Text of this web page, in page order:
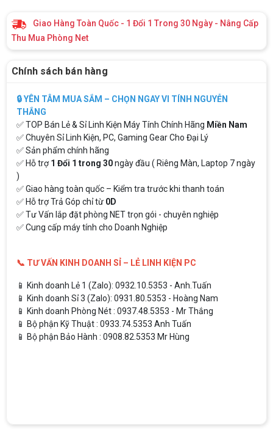
Giao Hàng Toàn Quốc - 1 Đổi 1 Trong 30 Ngày - Nâng Cấp
Thu Mua Phòng Net
Chính sách bán hàng
🔒 YÊN TÂM MUA SẮM – CHỌN NGAY VI TÍNH NGUYỄN
THẮNG
✅ TOP Bán Lẻ & Sỉ Linh Kiện Máy Tính Chính Hãng Miền Nam
✅ Chuyên Sỉ Linh Kiện, PC, Gaming Gear Cho Đại Lý
✅ Sản phẩm chính hãng
✅ Hỗ trợ1 Đổi 1 trong 30ngày đầu ( Riêng Màn, Laptop 7 ngày
)
✅ Giao hàng toàn quốc – Kiểm tra trước khi thanh toán
✅ Hỗ trợ Trả Góp chỉ từ 0D
✅ Tư Vấn lắp đặt phòng NET trọn gói - chuyên nghiệp
✅ Cung cấp máy tính cho Doanh Nghiệp
📞 TƯ VẤN KINH DOANH SỈ – LẺ LINH KIỆN PC
📱 Kinh doanh Lẻ 1 (Zalo): 0932.10.5353 - Anh.Tuấn
📱 Kinh doanh Sỉ 3 (Zalo): 0931.80.5353 - Hoàng Nam
📱 Kinh doanh Phòng Nét : 0937.48.5353 - Mr Thắng
📱 Bộ phận Kỹ Thuật : 0933.74.5353 Anh Tuấn
📱 Bộ phận Bảo Hành : 0908.82.5353 Mr Hùng